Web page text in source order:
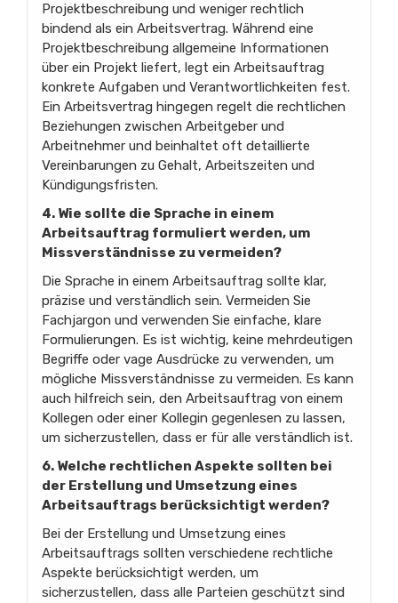
Projektbeschreibung und weniger rechtlich
bindend als ein Arbeitsvertrag. Während eine
Projektbeschreibung allgemeine Informationen
über ein Projekt liefert, legt ein Arbeitsauftrag
konkrete Aufgaben und Verantwortlichkeiten fest.
Ein Arbeitsvertrag hingegen regelt die rechtlichen
Beziehungen zwischen Arbeitgeber und
Arbeitnehmer und beinhaltet oft detaillierte
Vereinbarungen zu Gehalt, Arbeitszeiten und
Kündigungsfristen.
4. Wie sollte die Sprache in einem
Arbeitsauftrag formuliert werden, um
Missverständnisse zu vermeiden?
Die Sprache in einem Arbeitsauftrag sollte klar,
präzise und verständlich sein. Vermeiden Sie
Fachjargon und verwenden Sie einfache, klare
Formulierungen. Es ist wichtig, keine mehrdeutigen
Begriffe oder vage Ausdrücke zu verwenden, um
mögliche Missverständnisse zu vermeiden. Es kann
auch hilfreich sein, den Arbeitsauftrag von einem
Kollegen oder einer Kollegin gegenlesen zu lassen,
um sicherzustellen, dass er für alle verständlich ist.
6. Welche rechtlichen Aspekte sollten bei
der Erstellung und Umsetzung eines
Arbeitsauftrags berücksichtigt werden?
Bei der Erstellung und Umsetzung eines
Arbeitsauftrags sollten verschiedene rechtliche
Aspekte berücksichtigt werden, um
sicherzustellen, dass alle Parteien geschützt sind